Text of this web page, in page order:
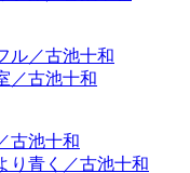
ル／古池十和
古池十和